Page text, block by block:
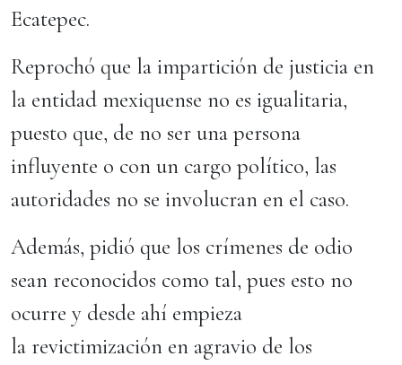
Ecatepec.
Reprochó que la impartición de justicia en
la entidad mexiquense no es igualitaria,
puesto que, de no ser una persona
influyente o con un cargo político, las
autoridades no se involucran en el caso.
Además, pidió que los crímenes de odio
sean reconocidos como tal, pues esto no
ocurre y desde ahí empieza
la revictimización en agravio de los